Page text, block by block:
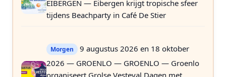
EIBERGEN — Eibergen krijgt tropische sfeer
tijdens Beachparty in Café De Stier
Morgen
9 augustus 2026 en 18 oktober
2026 — GROENLO — GROENLO — Groenlo
organiseert Grolse Vesteval Dagen met